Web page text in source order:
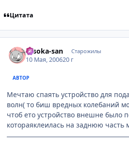
Цитата
Hisoka-san Старожилы
10 Мая, 200620 г
АВТОР
Мечтаю спаять устройство для
волн( то биш вредных колебаний
чтоб ето устройство внешне было
котораяклеилась на заднюю часть